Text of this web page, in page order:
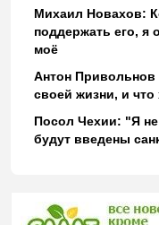
Михаил Новахов:
поддержать его, я
моё
Антон Привольнов
своей жизни, и
Посол Чехии: "Я
будут введены